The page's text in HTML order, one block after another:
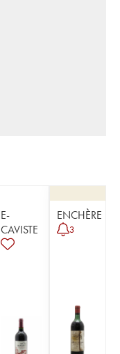
E-
CAVISTE
ENCHÈRE
3